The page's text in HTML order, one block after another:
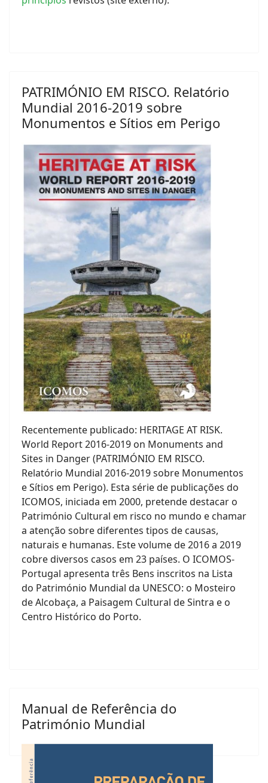
PATRIMÓNIO EM RISCO. Relatório
Mundial 2016-2019 sobre
Monumentos e Sítios em Perigo
Recentemente publicado: HERITAGE AT RISK.
World Report 2016-2019 on Monuments and
Sites in Danger (PATRIMÓNIO EM RISCO.
Relatório Mundial 2016-2019 sobre Monumentos
e Sítios em Perigo). Esta série de publicações do
ICOMOS, iniciada em 2000, pretende destacar o
Património Cultural em risco no mundo e chamar
a atenção sobre diferentes tipos de causas,
naturais e humanas. Este volume de 2016 a 2019
cobre diversos casos em 23 países. O ICOMOS-
Portugal apresenta três Bens inscritos na Lista
do Património Mundial da UNESCO: o Mosteiro
de Alcobaça, a Paisagem Cultural de Sintra e o
Centro Histórico do Porto.
Manual de Referência do
Património Mundial